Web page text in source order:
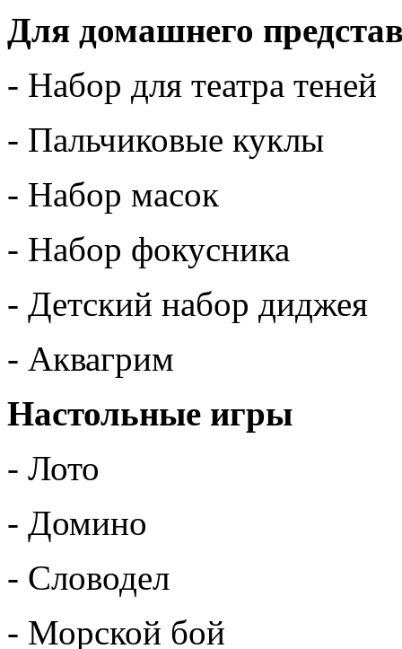
Для домашнего
- Набор для театра теней
- Пальчиковые куклы
- Набор масок
- Набор фокусника
- Детский набор диджея
- Аквагрим
Настольные игры
- Лото
- Домино
- Словодел
- Морской бой